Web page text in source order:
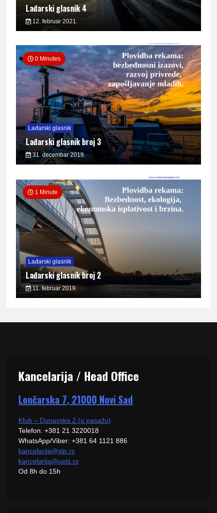
Lađarski glasnik 4
12. februar 2021.
0 Minutes
Lađarski glasnik
Lađarski glasnik broj 3
31. decembar 2019.
1 Minute
Lađarski glasnik
Lađarski glasnik broj 2
11. februar 2019.
Kancelarija / Head Office
Lončarska 7, 21000 Novi Sad
Klub – Dunavska 2 (u pasažu)
Telefon: +381 21 3220018
WhatsApp/Viber: +381 64 1121 886
kancelarija@slp.rs
kancelarija@upls.rs
Od 8h do 15h